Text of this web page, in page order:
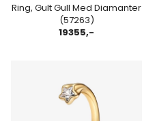
Ring, Gult Gull Med Diamanter
(57263)
19355,-